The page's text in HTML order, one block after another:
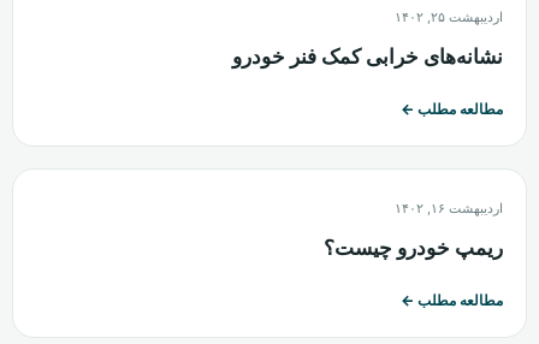
اردیبهشت ۲۵, ۱۴۰۲
نشانه‌های خرابی کمک فنر خودرو
مطالعه مطلب ←
اردیبهشت ۱۶, ۱۴۰۲
ریمپ خودرو چیست؟
مطالعه مطلب ←